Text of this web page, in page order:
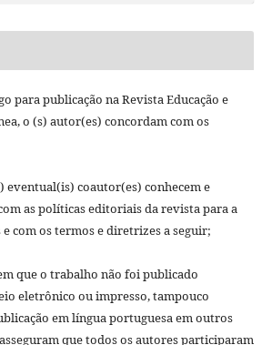
para publicação na Revista Educação e
o (s) autor(es) concordam com os
eventual(is) coautor(es) conhecem e
as políticas editoriais da revista para a
com os termos e diretrizes a seguir;
que o trabalho não foi publicado
eletrônico ou impresso, tampouco
em lí­ngua portuguesa em outros
que todos os autores participaram